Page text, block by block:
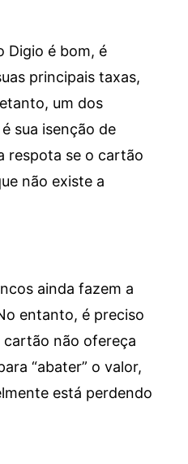
Digio é bom, é
principais taxas,
um dos
sua isenção de
respota se o cartão
não existe a
ainda fazem a
entanto, é preciso
não ofereça
“abater” o valor,
está perdendo